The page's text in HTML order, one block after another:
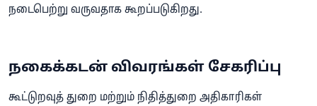
நடைபெற்று வருவதாக கூறப்படுகிறது.
நகைக்கடன் விவரங்கள் சேகரிப்பு
கூட்டுறவுத் துறை மற்றும் நிதித்துறை அதிகாரிகள்